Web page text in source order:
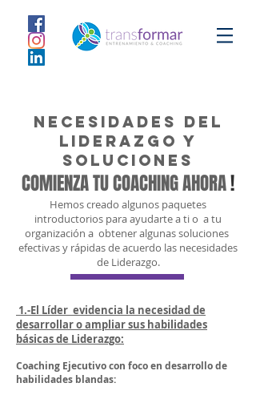
Necesidades del
Liderazgo y
soluciones
COMIENZA TU COACHING AHORA!
Hemos creado algunos paquetes
introductorios para ayudarte a ti o a tu
organización a obtener algunas soluciones
efectivas y rápidas de acuerdo las necesidades
de Liderazgo.
1.-El Líder evidencia la necesidad de
desarrollar o ampliar sus habilidades
básicas de Liderazgo:
Coaching Ejecutivo con foco en desarrollo de
habilidades blandas: